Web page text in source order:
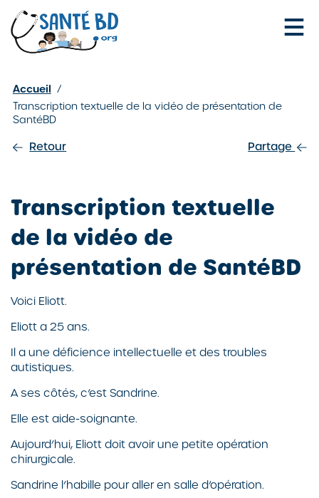
Je configure mes cookies
Accueil /
Transcription textuelle de la vidéo de présentation de
SantéBD
Retour Partage
Transcription textuelle
de la vidéo de
présentation de SantéBD
Voici Eliott.
Eliott a 25 ans.
Il a une déficience intellectuelle et des troubles
autistiques.
A ses côtés, c’est Sandrine.
Elle est aide-soignante.
Aujourd’hui, Eliott doit avoir une petite opération
chirurgicale.
Sandrine l’habille pour aller en salle d’opération.